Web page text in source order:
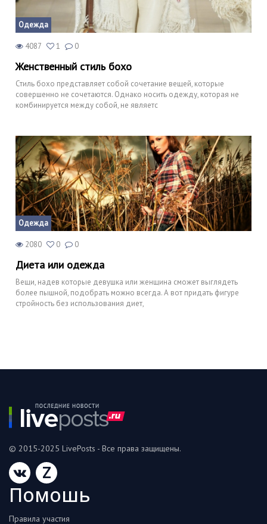
Одежда
4087 1 0
Женственный стиль бохо
Стиль бохо представляет собой сочетание вещей, которые
совершенно не сочетаются. Однако носить одежду, которая не
комбинируется между собой, не являетс
Одежда
2080 0 0
Диета или одежда
Вещи, надев которые девушка или женщина сможет выглядеть
более пышной, подобрать можно всегда. А вот придать фигуре
стройность без использования диет,
© 2015-2025 LivePosts - Все права защищены.
Z
Помошь
Правила участия